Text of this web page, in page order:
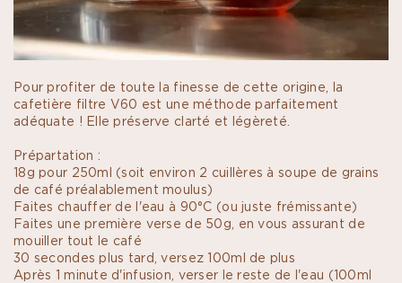
Pour profiter de toute la finesse de cette origine, la
cafetière filtre V60 est une méthode parfaitement
adéquate ! Elle préserve clarté et légèreté.
Prépartation :
18g pour 250ml (soit environ 2 cuillères à soupe de grains
de café préalablement moulus)
Faites chauffer de l'eau à 90°C (ou juste frémissante)
Faites une première verse de 50g, en vous assurant de
mouiller tout le café
30 secondes plus tard, versez 100ml de plus
Après 1 minute d'infusion, verser le reste de l'eau (100ml